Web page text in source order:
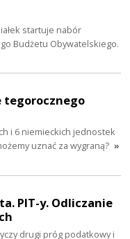
startuje nabór
Budżetu Obywatelskiego.
tegorocznego
i 6 niemieckich jednostek
uznać za wygraną? »
PIT-y. Odliczanie
drugi próg podatkowy i